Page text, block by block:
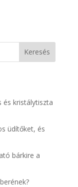
és kristálytiszta
üdítőket, és
bárkire a